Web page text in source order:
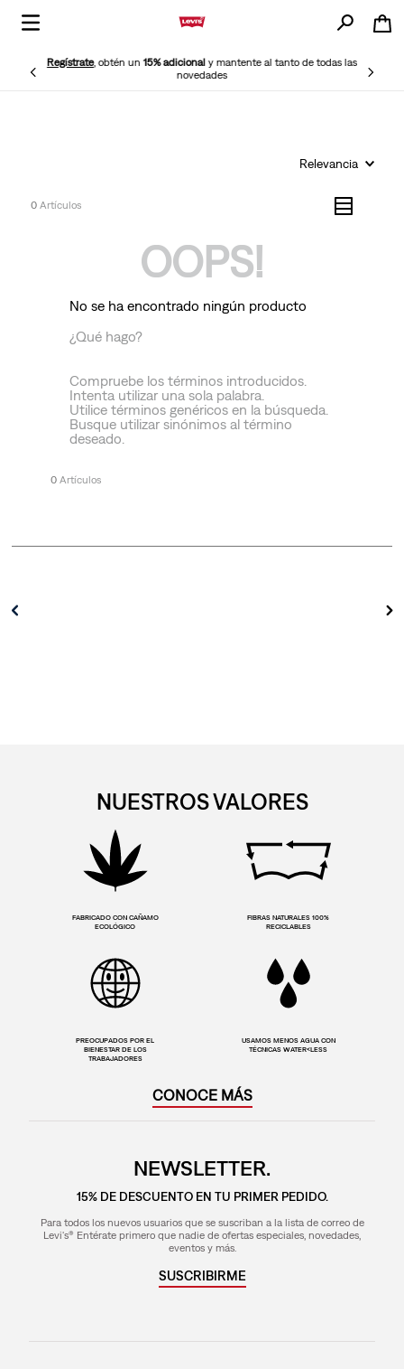
Regístrate, obtén un15% adicionaly mantente al tanto de todas las
novedades
Relevancia
0
OOPS!
No se ha encontrado ningún producto
¿Qué hago?
Compruebe los términos introducidos.
Intenta utilizar una sola palabra.
Utilice términos genéricos en la búsqueda.
Busque utilizar sinónimos al término
deseado.
0
NUESTROS VALORES
FABRICADO CON CAÑAMO
ECOLÓGICO
FIBRAS NATURALES 100%
RECICLABLES
PREOCUPADOS POR EL
BIENESTAR DE LOS
TRABAJADORES
USAMOS MENOS AGUA CON
TÉCNICAS WATER<LESS
CONOCE MÁS
NEWSLETTER.
15% DE DESCUENTO EN TU PRIMER PEDIDO.
Para todos los nuevos usuarios que se suscriban a la lista de correo de
Levi's® Entérate primero que nadie de ofertas especiales, novedades,
eventos y más.
SUSCRIBIRME